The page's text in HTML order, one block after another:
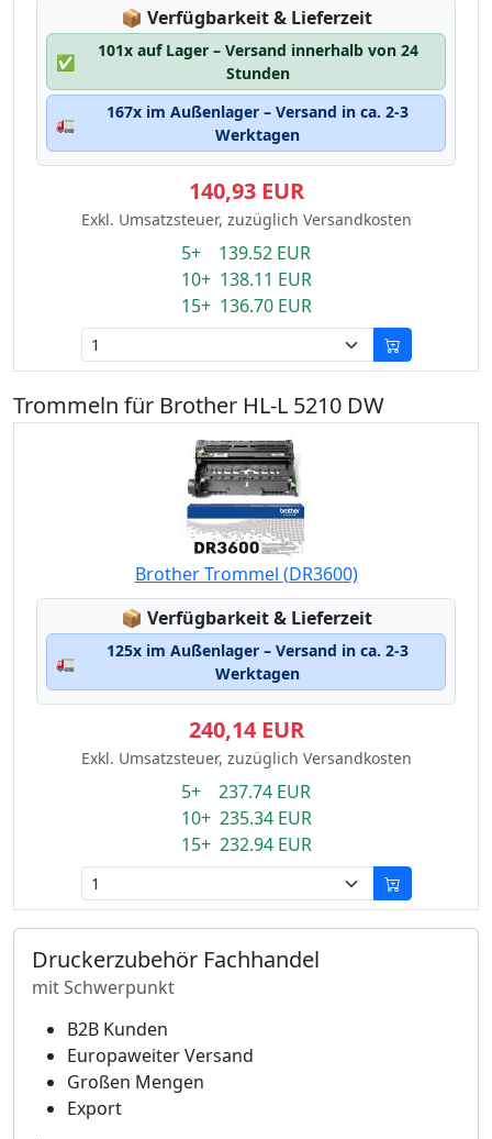
📦 Lagerstatus:
Verfügbarkeit & Lieferzeit
✅
101x auf Lager – Versand innerhalb von 24
Stunden
🚛
167x im Außenlager – Versand in ca. 2-3
Werktagen
140,93 EUR
Exkl. Umsatzsteuer, zuzüglich Versandkosten
5+ 139.52 EUR
10+ 138.11 EUR
15+ 136.70 EUR
Trommeln für Brother HL-L 5210 DW
Brother Trommel (DR3600)
📦 Lagerstatus:
Verfügbarkeit & Lieferzeit
🚛
125x im Außenlager – Versand in ca. 2-3
Werktagen
240,14 EUR
Exkl. Umsatzsteuer, zuzüglich Versandkosten
5+ 237.74 EUR
10+ 235.34 EUR
15+ 232.94 EUR
Druckerzubehör Fachhandel
mit Schwerpunkt
B2B Kunden
Europaweiter Versand
Großen Mengen
Export